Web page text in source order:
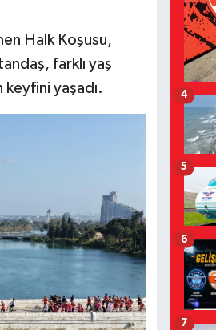
Halk Koşusu,
farklı yaş
keyfini yaşadı.
4
5
6
7